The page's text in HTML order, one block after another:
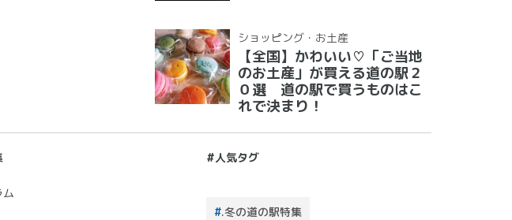
ショッピング・お土産
【全国】かわいい♡「ご当地
のお土産」が買える道の駅２
０選 道の駅で買うものはこ
れで決まり！
ム
#人気タグ
.冬の道の駅特集